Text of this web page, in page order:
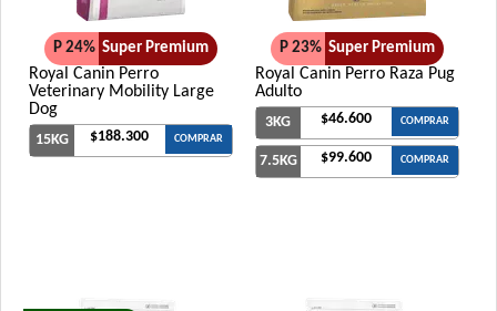
P 24% Super Premium
Royal Canin Perro
Veterinary Mobility Large
Dog
15KG $188.300 COMPRAR
P 23% Super Premium
Royal Canin Perro Raza Pug
Adulto
3KG $46.600 COMPRAR
7.5KG $99.600 COMPRAR